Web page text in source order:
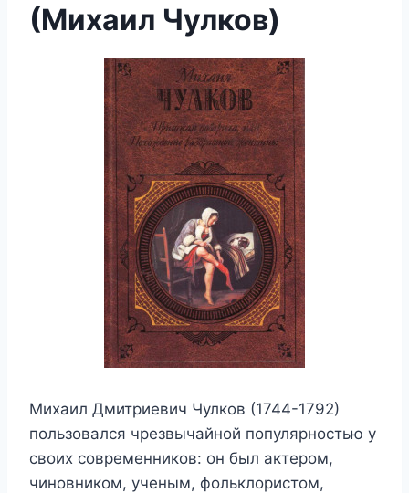
(Михаил Чулков)
Михаил Дмитриевич Чулков (1744-1792)
пользовался чрезвычайной популярностью у
своих современников: он был актером,
чиновником, ученым, фольклористом,